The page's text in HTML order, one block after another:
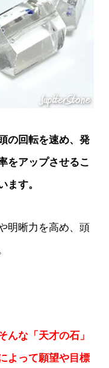
の回転を速め、発
をアップさせるこ
ます。
明晰力を高め、頭
んな「天才の石」
よって願望や目標